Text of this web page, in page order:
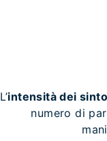
L’intensità dei
numero di